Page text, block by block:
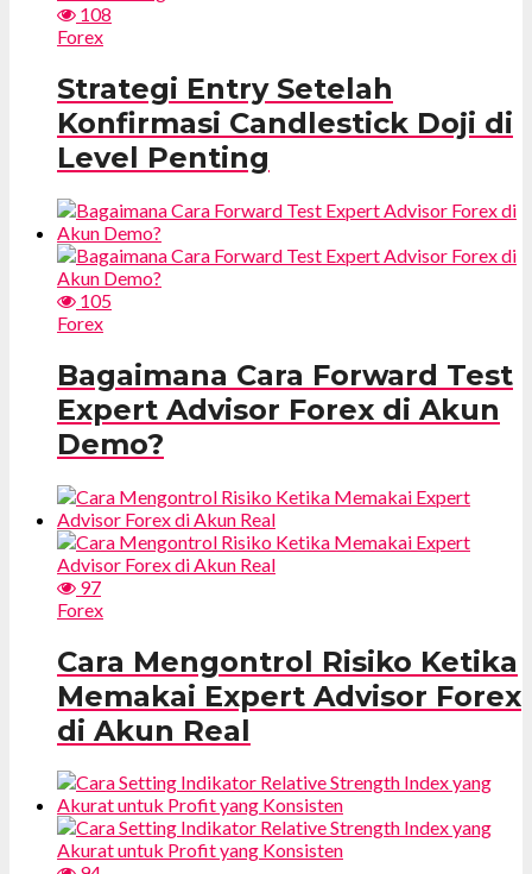
108
Forex
Strategi Entry Setelah
Konfirmasi Candlestick Doji di
Level Penting
105
Forex
Bagaimana Cara Forward Test
Expert Advisor Forex di Akun
Demo?
97
Forex
Cara Mengontrol Risiko Ketika
Memakai Expert Advisor Forex
di Akun Real